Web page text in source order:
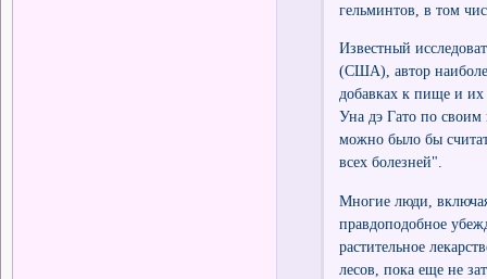
гельминтов, в том
Известный
(США), автор
добавках к пище и их
Уна дэ Гато по своим
можно было бы
всех болезней".
Многие люди,
правдоподобное
растительное
лесов, пока еще не